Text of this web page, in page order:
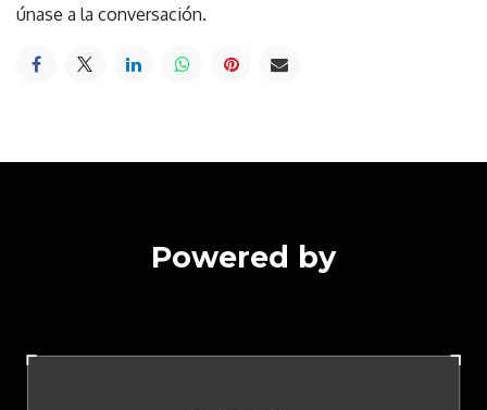
únase a la conversación.
Powered by